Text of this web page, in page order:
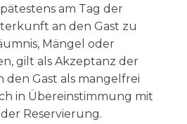
am Tag der
an den Gast zu
Mängel oder
gilt als Akzeptanz der
Gast als mangelfrei
in Übereinstimmung mit
Reservierung.